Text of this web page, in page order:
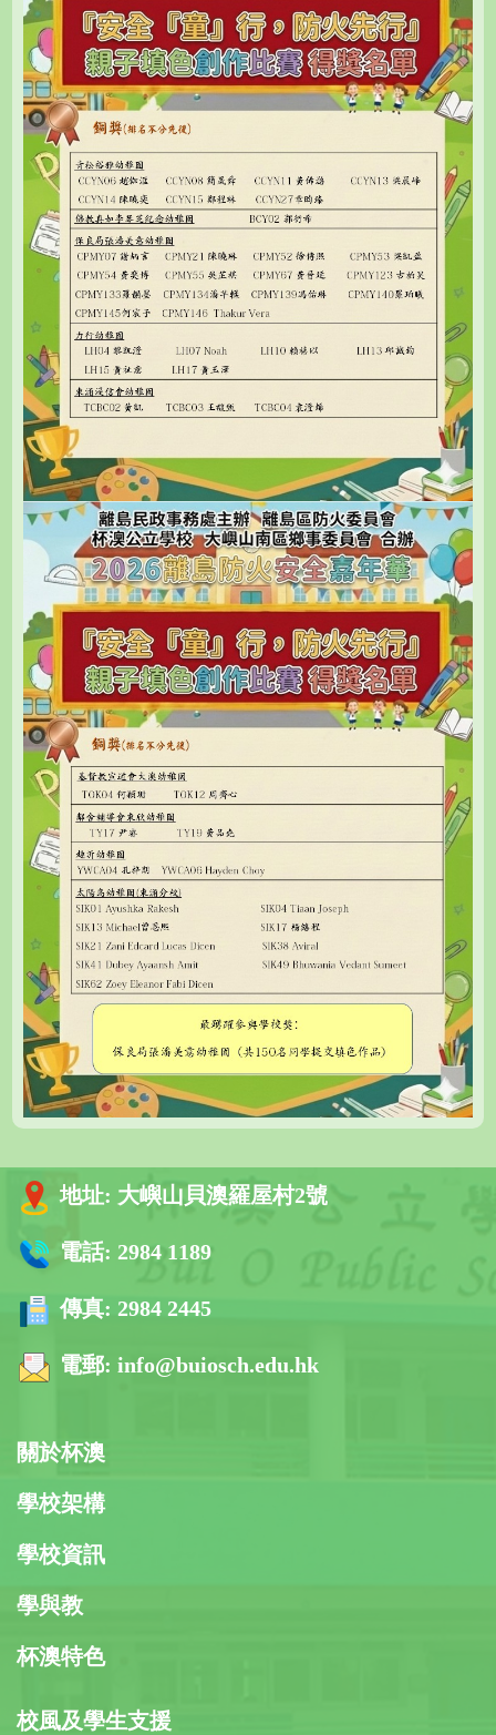
地址: 大嶼山貝澳羅屋村2號
電話: 2984 1189
傳真: 2984 2445
電郵: info@buiosch.edu.hk
關於杯澳
學校架構
學校資訊
學與教
杯澳特色
校風及學生支援